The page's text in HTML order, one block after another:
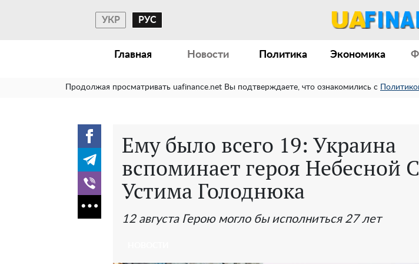
УКР РУС
Главная Новости Политика Экономика
Продолжая просматривать uafinance.net Вы подтверждаете, что ознакомились с
Ему было всего 19: Украина
вспоминает героя Небесной
Устима Голоднюка
12 августа Герою могло бы исполниться 27 лет